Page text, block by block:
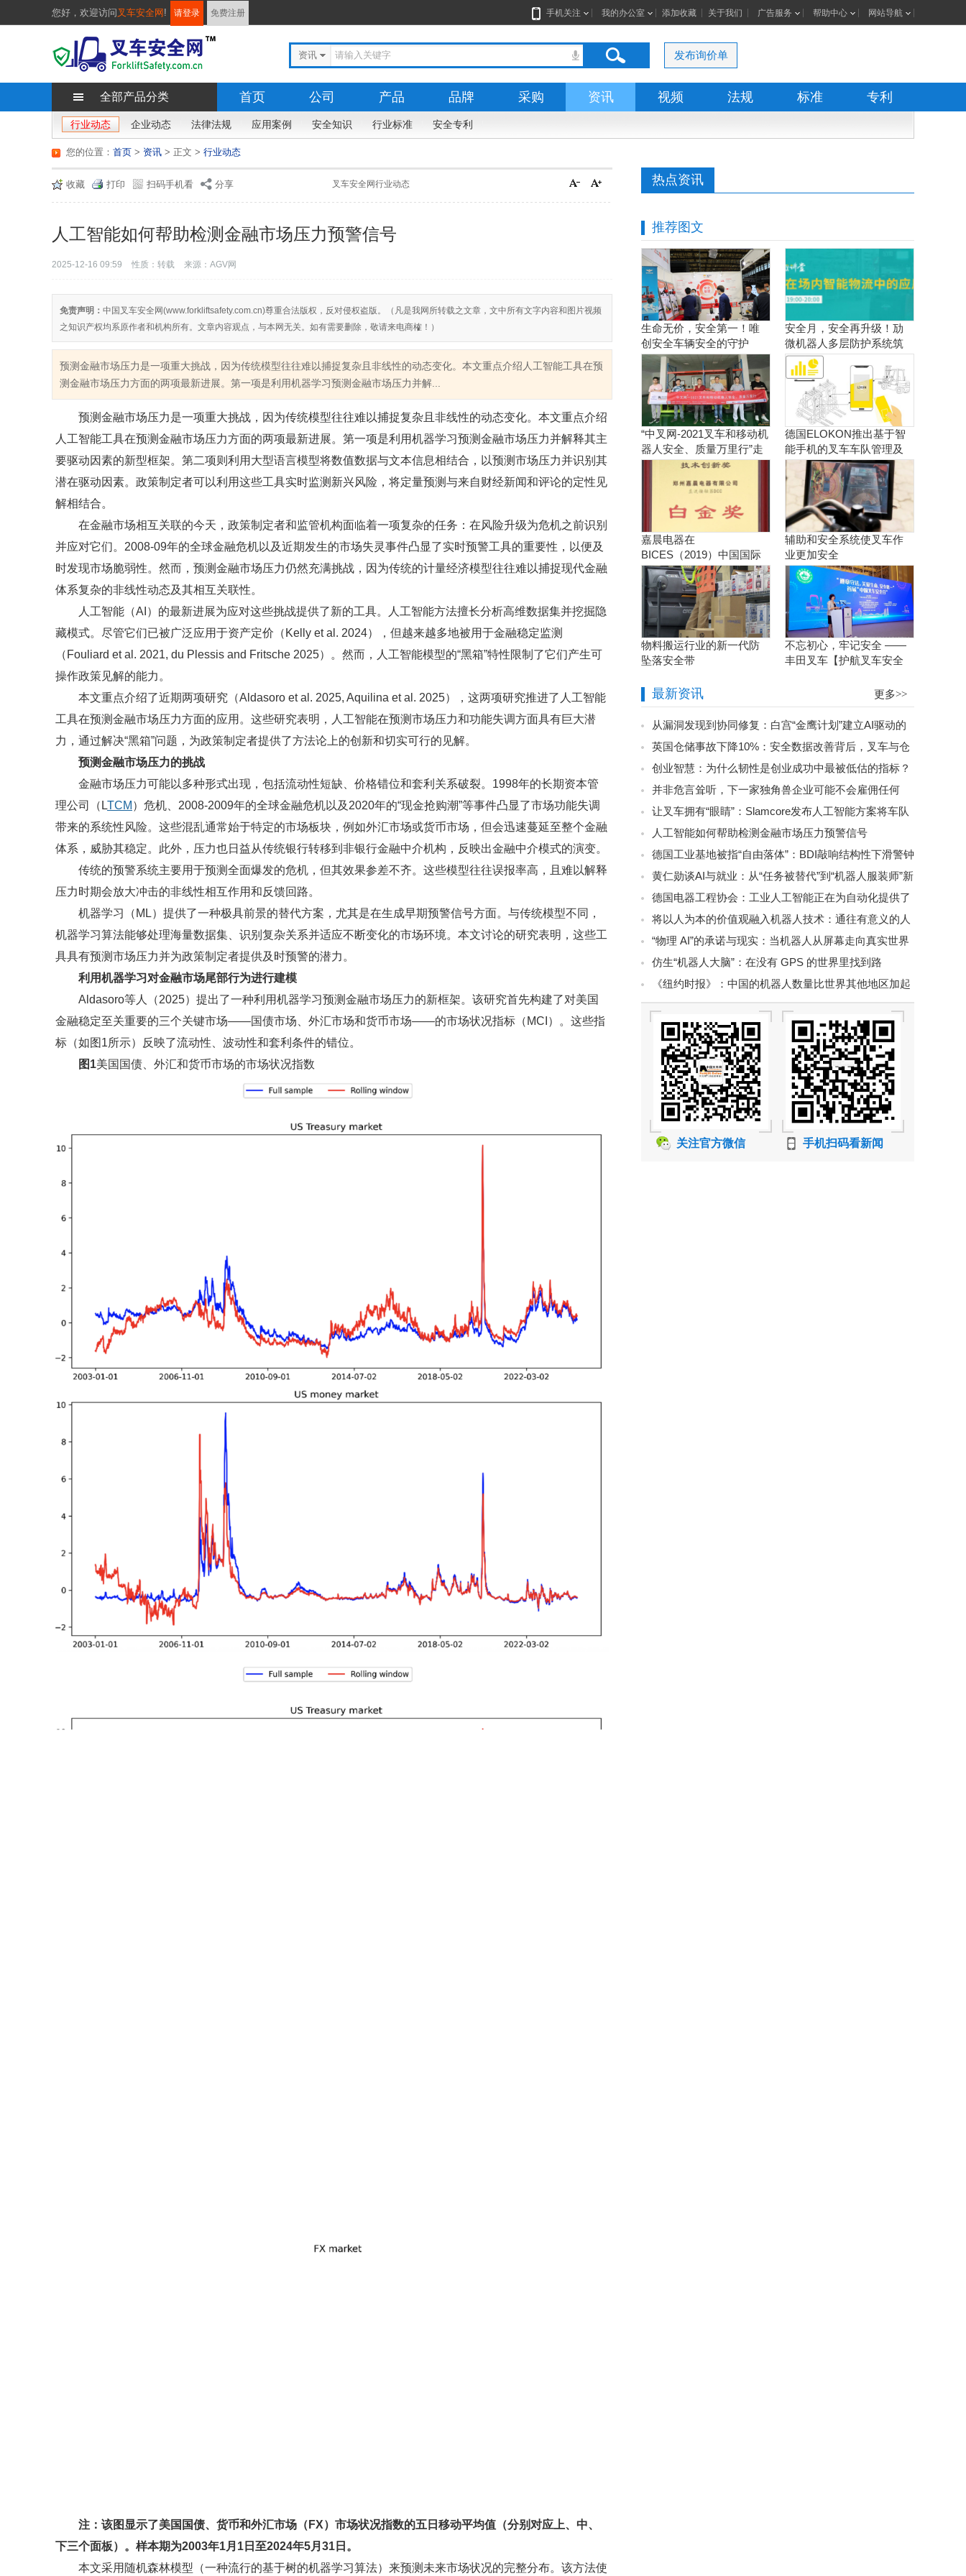
您好， 欢迎访问叉车安全网 ! 请登录 免费注册 手机关注 我的办公室 添加收藏 关于我们 广告服务 帮助中心 网站导航
资讯 发布询价单
全部产品分类 首页 公司 产品 品牌 采购 资讯 视频 法规 标准 专利
行业动态 企业动态 法律法规 应用案例 安全知识 行业标准 安全专利
您的位置： 首页 > 资讯 > 行业动态
> 正文
收藏 打印 扫码手机看 分享 叉车安全网行业动态
人工智能如何帮助检测金融市场压力预警信号
2025-12-16 09:59 性质：转载 来源：AGV网
免责声明： 中国叉车安全网(www.forkliftsafety.com.cn)尊重合法版权，反对侵权盗版。（凡是我网所转载之文章，文中所有文字内容和图片视频
之知识产权均系原作者和机构所有。文章内容观点，与本网无关。如有需要删除，敬请来电商榷！）
预测金融市场压力是一项重大挑战，因为传统模型往往难以捕捉复杂且非线性的动态变化。本文重点介绍人工智能工具在预
测金融市场压力方面的两项最新进展。第一项是利用机器学习预测金融市场压力并解...
预测金融市场压力是一项重大挑战，因为传统模型往往难以捕捉复杂且非线性的动态变化。本文重点介绍
人工智能工具在预测金融市场压力方面的两项最新进展。第一项是利用机器学习预测金融市场压力并解释其主
要驱动因素的新型框架。第二项则利用大型语言模型将数值数据与文本信息相结合，以预测市场压力并识别其
潜在驱动因素。政策制定者可以利用这些工具实时监测新兴风险，将定量预测与来自财经新闻和评论的定性见
解相结合。
在金融市场相互关联的今天，政策制定者和监管机构面临着一项复杂的任务：在风险升级为危机之前识别
并应对它们。2008-09年的全球金融危机以及近期发生的市场失灵事件凸显了实时预警工具的重要性，以便及
时发现市场脆弱性。然而，预测金融市场压力仍然充满挑战，因为传统的计量经济模型往往难以捕捉现代金融
体系复杂的非线性动态及其相互关联性。
人工智能（AI）的最新进展为应对这些挑战提供了新的工具。人工智能方法擅长分析高维数据集并挖掘隐
藏模式。尽管它们已被广泛应用于资产定价（Kelly et al. 2024），但越来越多地被用于金融稳定监测
（Fouliard et al. 2021, du Plessis and Fritsche 2025）。然而，人工智能模型的“黑箱”特性限制了它们产生可
操作政策见解的能力。
本文重点介绍了近期两项研究（Aldasoro et al. 2025, Aquilina et al. 2025），这两项研究推进了人工智能
工具在预测金融市场压力方面的应用。这些研究表明，人工智能在预测市场压力和功能失调方面具有巨大潜
力，通过解决“黑箱”问题，为政策制定者提供了方法论上的创新和切实可行的见解。
预测金融市场压力的挑战
金融市场压力可能以多种形式出现，包括流动性短缺、价格错位和套利关系破裂。1998年的长期资本管
理公司（LTCM ）危机、2008-2009年的全球金融危机以及2020年的“现金抢购潮”等事件凸显了市场功能失调
带来的系统性风险。这些混乱通常始于特定的市场板块，例如外汇市场或货币市场，但会迅速蔓延至整个金融
体系，威胁其稳定。此外，压力也日益从传统银行转移到非银行金融中介机构，反映出金融中介模式的演变。
传统的预警系统主要用于预测全面爆发的危机，但其效果参差不齐。这些模型往往误报率高，且难以解释
压力时期会放大冲击的非线性相互作用和反馈回路。
机器学习（ML）提供了一种极具前景的替代方案，尤其是在生成早期预警信号方面。与传统模型不同，
机器学习算法能够处理海量数据集、识别复杂关系并适应不断变化的市场环境。本文讨论的研究表明，这些工
具具有预测市场压力并为政策制定者提供及时预警的潜力。
利用机器学习对金融市场尾部行为进行建模
Aldasoro等人（2025）提出了一种利用机器学习预测金融市场压力的新框架。该研究首先构建了对美国
金融稳定至关重要的三个关键市场——国债市场、外汇市场和货币市场——的市场状况指标（MCI）。这些指
标（如图1所示）反映了流动性、波动性和套利条件的错位。
图1美国国债、外汇和货币市场的市场状况指数
注：该图显示了美国国债、货币和外汇市场（FX）市场状况指数的五日移动平均值（分别对应上、中、
下三个面板）。样本期为2003年1月1日至2024年5月31日。
本文采用随机森林模型（一种流行的基于树的机器学习算法）来预测未来市场状况的完整分布。该方法使
热点资讯
推荐图文
生命无价，安全第一！唯
创安全车辆安全的守护
者！
安全月，安全再升级！劢
微机器人多层防护系统筑
牢安全防线
“中叉网-2021叉车和移动机
器人安全、质量万里行”走
进杭州神助工业设备股份
有限公司
德国ELOKON推出基于智
能手机的叉车车队管理及
其他安全解决方案
嘉晨电器在
BICES（2019）中国国际
工程机械创新产品、推荐
产品评选中斩获六项大奖
辅助和安全系统使叉车作
业更加安全
物料搬运行业的新一代防
坠落安全带
不忘初心，牢记安全 ——
丰田叉车【护航叉车安全
最新资讯 更多>>
从漏洞发现到协同修复：白宫“金鹰计划”建立AI驱动的
网络安全清算机制
英国仓储事故下降10%：安全数据改善背后，叉车与仓
库混行仍是重点
创业智慧：为什么韧性是创业成功中最被低估的指标？
并非危言耸听，下一家独角兽企业可能不会雇佣任何
人！让叉车拥有“眼睛”：Slamcore发布人工智能方案将车队
升级为具备安全感知的作业设备
人工智能如何帮助检测金融市场压力预警信号
德国工业基地被指“自由落体”：BDI敲响结构性下滑警钟
黄仁勋谈AI与就业：从“任务被替代”到“机器人服装师”新
职业德国电器工程协会：工业人工智能正在为自动化提供了
巨大的效率提升潜力
将以人为本的价值观融入机器人技术：通往有意义的人
工智能之路
“物理 AI”的承诺与现实：当机器人从屏幕走向真实世界
仿生“机器人大脑”：在没有 GPS 的世界里找到路
《纽约时报》：中国的机器人数量比世界其他地区加起
来还多
关注官方微信 手机扫码看新闻